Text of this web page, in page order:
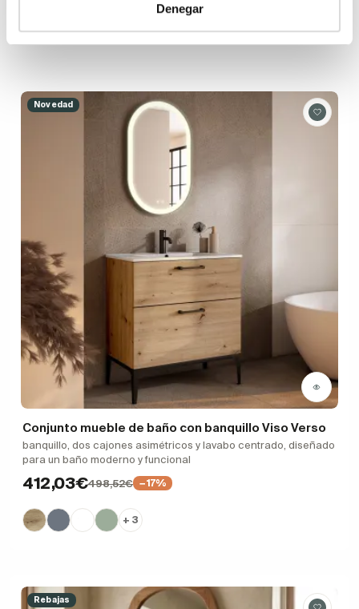
Denegar
Novedad
Conjunto mueble de baño con banquillo Viso Verso
banquillo, dos cajones asimétricos y lavabo centrado, diseñado
para un baño moderno y funcional
412,03€498,52€ −17%
+ 3
Rebajas